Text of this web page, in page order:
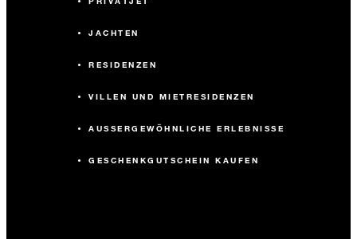
JACHTEN
RESIDENZEN
VILLEN UND MIETRESIDENZEN
AUSSERGEWÖHNLICHE ERLEBNISSE
GESCHENKGUTSCHEIN KAUFEN